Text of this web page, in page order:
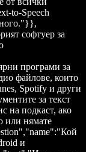
to-Speech
софтуер за
програми за
файлове, които
Spotify и други
за текст
на подкаст, ако
или нямате
и